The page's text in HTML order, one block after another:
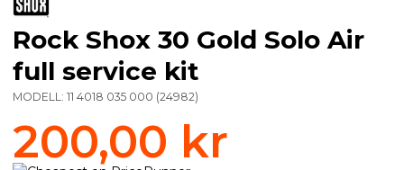
Rock Shox 30 Gold Solo Air
full service kit
MODELL: 11 4018 035 000 (24982)
200,00 kr